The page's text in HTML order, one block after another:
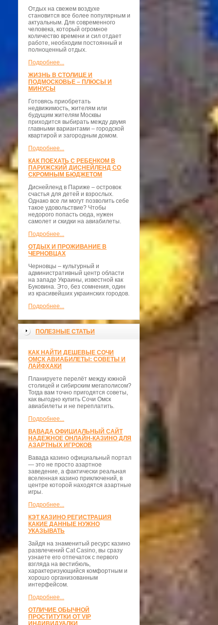
Отдых на свежем воздухе
становится все более популярным и
актуальным. Для современного
человека, который огромное
количество времени и сил отдает
работе, необходим постоянный и
полноценный отдых.
Подробнее...
ЖИЗНЬ В СТОЛИЦЕ И
ПОДМОСКОВЬЕ – ПЛЮСЫ И
МИНУСЫ
Готовясь приобретать
недвижимость, жителям или
будущим жителям Москвы
приходится выбирать между двумя
главными вариантами – городской
квартирой и загородным домом.
Подробнее...
КАК ПОЕХАТЬ С РЕБЕНКОМ В
ПАРИЖСКИЙ ДИСНЕЙЛЕНД СО
СКРОМНЫМ БЮДЖЕТОМ
Диснейленд в Париже – островок
счастья для детей и взрослых.
Однако все ли могут позволить себе
такое удовольствие? Чтобы
недорого попасть сюда, нужен
самолет и скидки на авиабилеты.
Подробнее...
ОТДЫХ И ПРОЖИВАНИЕ В
ЧЕРНОВЦАХ
Черновцы – культурный и
административный центр области
на западе Украины, известной как
Буковина. Это, без сомнения, один
из красивейших украинских городов.
Подробнее...
ПОЛЕЗНЫЕ СТАТЬИ
КАК НАЙТИ ДЕШЕВЫЕ СОЧИ
ОМСК АВИАБИЛЕТЫ: СОВЕТЫ И
ЛАЙФХАКИ
Планируете перелёт между южной
столицей и сибирским мегаполисом?
Тогда вам точно пригодятся советы,
как выгодно купить Сочи Омск
авиабилеты и не переплатить.
Подробнее...
ВАВАДА ОФИЦИАЛЬНЫЙ САЙТ
НАДЕЖНОЕ ОНЛАЙН-КАЗИНО ДЛЯ
АЗАРТНЫХ ИГРОКОВ
Вавада казино официальный портал
— это не просто азартное
заведение, а фактически реальная
вселенная казино приключений, в
центре которой находятся азартные
игры.
Подробнее...
КЭТ КАЗИНО РЕГИСТРАЦИЯ
КАКИЕ ДАННЫЕ НУЖНО
УКАЗЫВАТЬ
Зайдя на знаменитый ресурс казино
развлечений Cat Casino, вы сразу
узнаете его отпечаток с первого
взгляда на вестибюль,
характеризующийся комфортным и
хорошо организованным
интерфейсом.
Подробнее...
ОТЛИЧИЕ ОБЫЧНОЙ
ПРОСТИТУТКИ ОТ VIP
ИНДИВИДУАЛКИ